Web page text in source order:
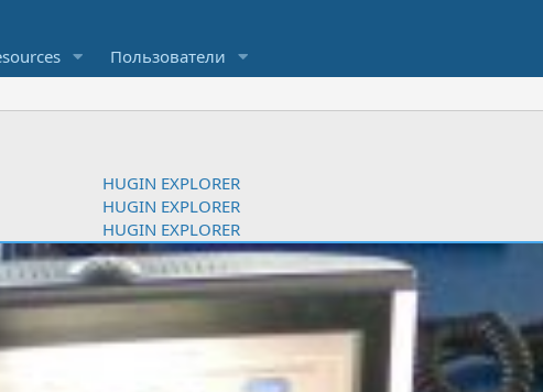
Пользователи